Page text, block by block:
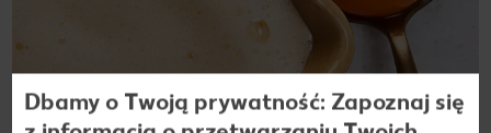
Dbamy o Twoją prywatność: Zapoznaj się